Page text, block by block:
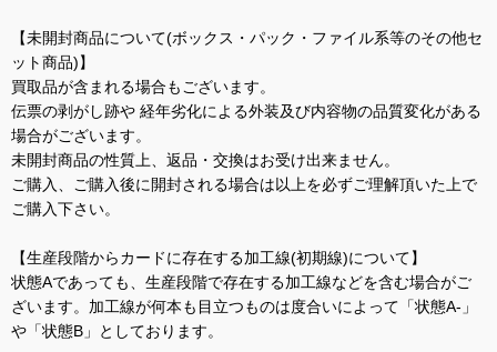
【未開封商品について(ボックス・パック・ファイル系等のその他セ
ット商品)】
買取品が含まれる場合もございます。
伝票の剥がし跡や 経年劣化による外装及び内容物の品質変化がある
場合がございます。
未開封商品の性質上、返品・交換はお受け出来ません。
ご購入、ご購入後に開封される場合は以上を必ずご理解頂いた上で
ご購入下さい。
【生産段階からカードに存在する加工線(初期線)について】
状態Aであっても、生産段階で存在する加工線などを含む場合がご
ざいます。加工線が何本も目立つものは度合いによって「状態A-」
や「状態B」としております。